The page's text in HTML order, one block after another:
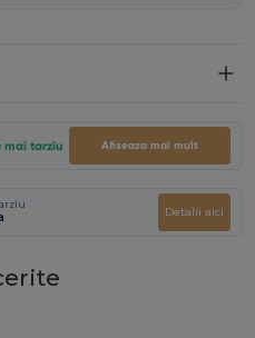
mai tarziu Afiseaza mai mult
Detalii aici